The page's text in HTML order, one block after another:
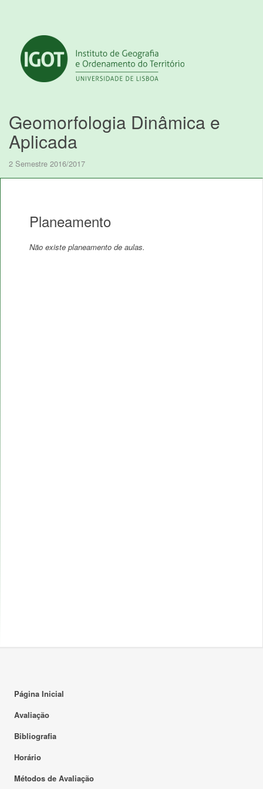
Geomorfologia Dinâmica e
Aplicada
2 Semestre 2016/2017
Planeamento
Não existe planeamento de aulas.
Página Inicial
Avaliação
Bibliografia
Horário
Métodos de Avaliação